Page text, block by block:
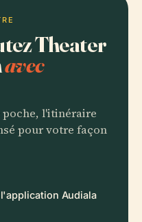
Theater
avec
poche, l'itinéraire
pour votre façon
Audiala